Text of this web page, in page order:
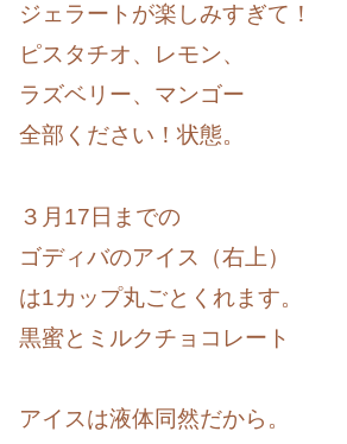
ジェラートが楽しみすぎて！
ピスタチオ、レモン、
ラズベリー、マンゴー
全部ください！状態。
３月17日までの
ゴディバのアイス（右上）
は1カップ丸ごとくれます。
黒蜜とミルクチョコレート
アイスは液体同然だから。